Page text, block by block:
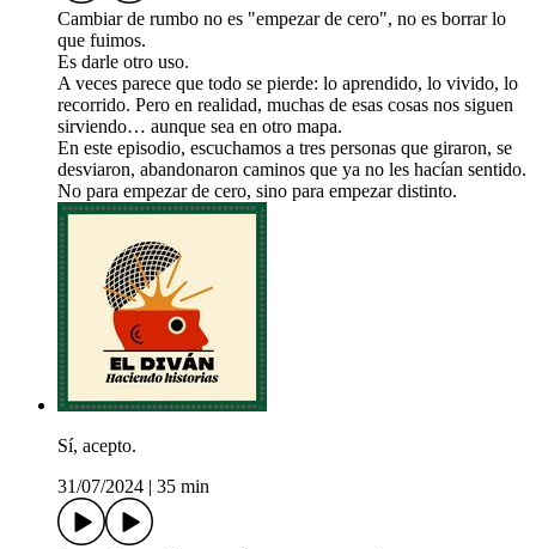
Cambiar de rumbo no es "empezar de cero", no es borrar lo
que fuimos.
Es darle otro uso.
A veces parece que todo se pierde: lo aprendido, lo vivido, lo
recorrido. Pero en realidad, muchas de esas cosas nos siguen
sirviendo… aunque sea en otro mapa.
En este episodio, escuchamos a tres personas que giraron, se
desviaron, abandonaron caminos que ya no les hacían sentido.
No para empezar de cero, sino para empezar distinto.
Sí, acepto.
31/07/2024
35 min